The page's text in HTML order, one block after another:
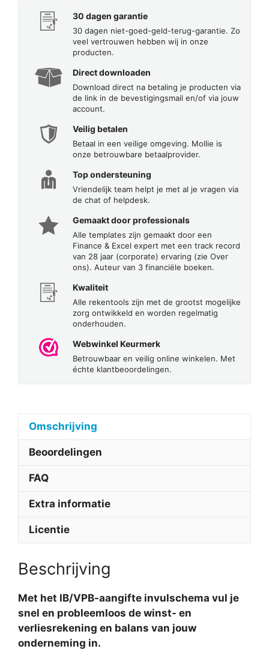
30 dagen garantie
30 dagen niet-goed-geld-terug-garantie. Zo
veel vertrouwen hebben wij in onze
producten.
Direct downloaden
Download direct na betaling je producten via
de link in de bevestigingsmail en/of via jouw
account.
Veilig betalen
Betaal in een veilige omgeving. Mollie is
onze betrouwbare betaalprovider.
Top ondersteuning
Vriendelijk team helpt je met al je vragen via
de chat of helpdesk.
Gemaakt door professionals
Alle templates zijn gemaakt door een
Finance & Excel expert met een track record
van 28 jaar (corporate) ervaring (zie Over
ons). Auteur van 3 financiële boeken.
Kwaliteit
Alle rekentools zijn met de grootst mogelijke
zorg ontwikkeld en worden regelmatig
onderhouden.
Webwinkel Keurmerk
Betrouwbaar en veilig online winkelen. Met
échte klantbeoordelingen.
Omschrijving
Beoordelingen
FAQ
Extra informatie
Licentie
Beschrijving
Met het IB/VPB-aangifte invulschema vul je
snel en probleemloos de winst- en
verliesrekening en balans van jouw
onderneming in.